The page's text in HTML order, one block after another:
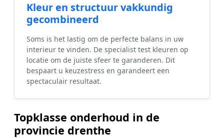
Kleur en structuur vakkundig
gecombineerd
Soms is het lastig om de perfecte balans in uw
interieur te vinden. De specialist test kleuren op
locatie om de juiste sfeer te garanderen. Dit
bespaart u keuzestress en garandeert een
spectaculair resultaat.
Topklasse onderhoud in de
provincie drenthe